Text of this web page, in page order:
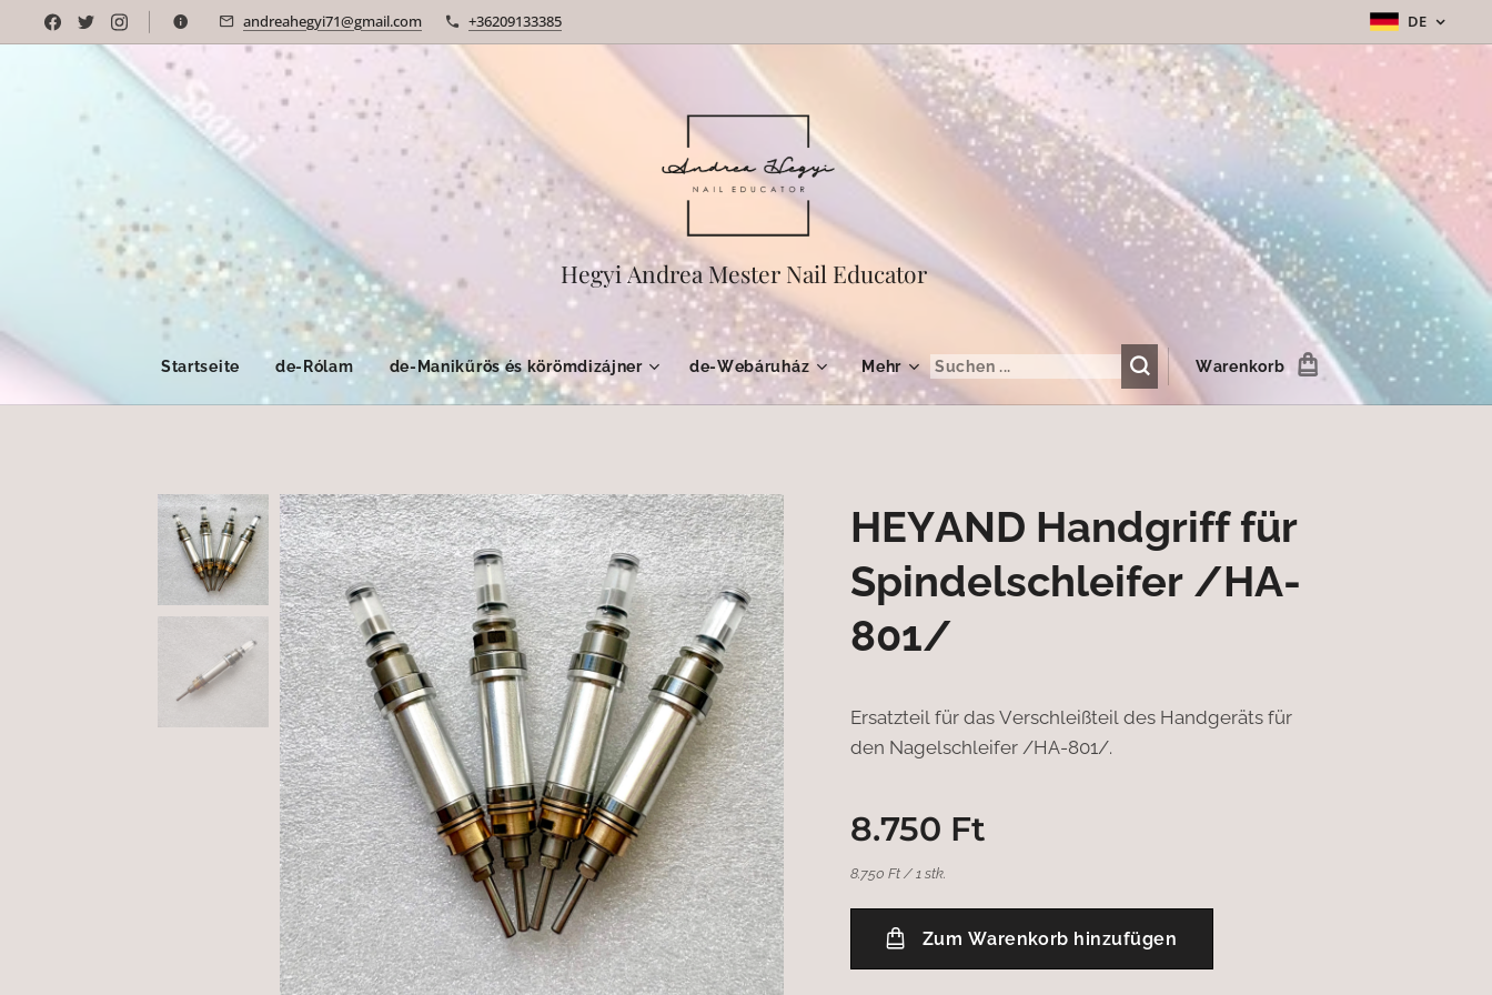
andreahegyi71@gmail.com +36209133385 DE
Hegyi Andrea Mester Nail Educator
Startseite de-Rólam de-Manikűrös és körömdizájner de-Webáruház Mehr Warenkorb
HEYAND Handgriff für
Spindelschleifer /HA-
801/
Ersatzteil für das Verschleißteil des Handgeräts für
den Nagelschleifer /HA-801/.
8.750 Ft
8.750 Ft / 1 stk.
Zum Warenkorb hinzufügen